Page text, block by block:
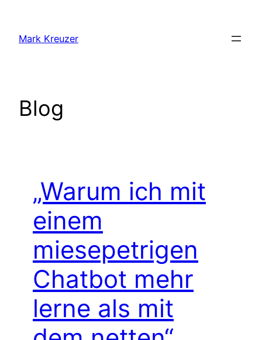
springen
Mark Kreuzer
Blog
„Warum ich mit
einem
miesepetrigen
Chatbot mehr
lerne als mit